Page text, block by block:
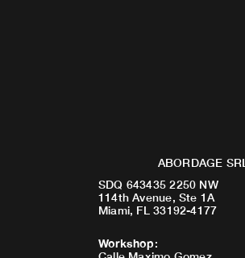
ABORDAGE SRL
SDQ 643435 2250 NW
114th Avenue, Ste 1A
Miami, FL 33192-4177
Workshop: